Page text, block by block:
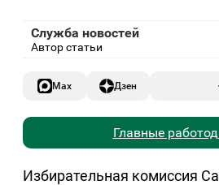
Служба новостей
Автор статьи
Max Дзен
Главные
Избирательная комиссия